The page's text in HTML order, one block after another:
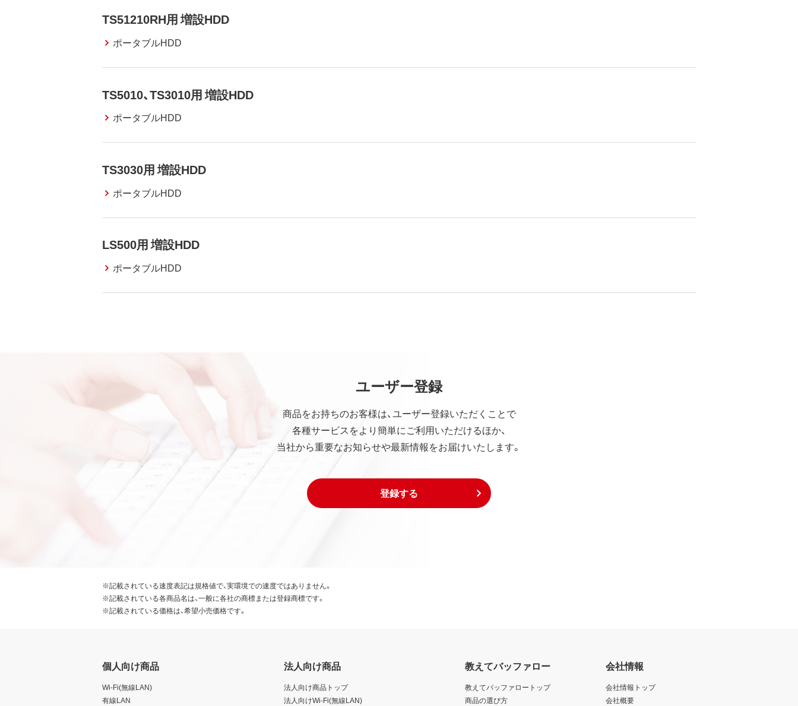
TS51210RH用 増設HDD
ポータブルHDD
TS5010、TS3010用 増設HDD
ポータブルHDD
TS3030用 増設HDD
ポータブルHDD
LS500用 増設HDD
ポータブルHDD
ユーザー登録
商品をお持ちのお客様は、ユーザー登録いただくことで
各種サービスをより簡単にご利用いただけるほか、
当社から重要なお知らせや最新情報をお届けいたします。
登録する
※記載されている速度表記は規格値で、実環境での速度ではありません。
※記載されている各商品名は、一般に各社の商標または登録商標です。
※記載されている価格は、希望小売価格です。
個人向け商品
Wi-Fi(無線LAN)
有線LAN
法人向け商品
法人向け商品トップ
法人向けWi-Fi(無線LAN)
教えてバッファロー
教えてバッファロートップ
商品の選び方
会社情報
会社情報トップ
会社概要